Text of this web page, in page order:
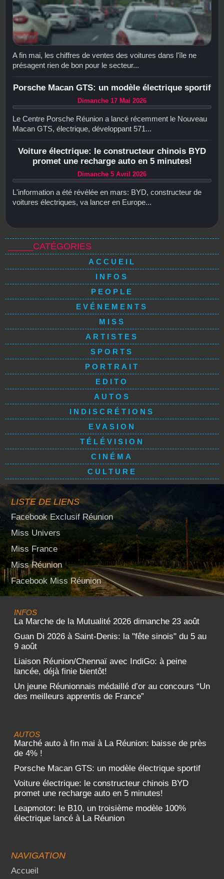
A fin mai, les chiffres de ventes des voitures dans l'île ne
présagent rien de bon pour le secteur...
Porsche Macan GTS: un modèle électrique sportif
Dimanche 17 Mai 2026
Le Centre Porsche Réunion a lancé récemment le Nouveau
Macan GTS, électrique, développant 571...
Voiture électrique: le constructeur chinois BYD
promet une recharge auto en 5 minutes!
Dimanche 5 Avril 2026
L'information a été révélée en mars: BYD, constructeur de
voitures électriques, va lancer en Europe...
_____CATÉGORIES
ACCUEIL
INFOS
PEOPLE
EVÉNEMENTS
MISS
ARTISTES
SPORTS
PORTRAIT
EDITO
AUTOS
INDISCRÉTIONS
EVASION
TÉLÉVISION
CINÉMA
CULTURE
LISTE DE LIENS
Facebook Exclusif Réunion
Miss Univers
Miss France
Miss Réunion
Facebook Miss Réunion
INFOS
La Marche de la Mutualité 2026 dimanche 23 août
Guan Di 2026 à Saint-Denis: la "fête sinois" du 5 au
9 août
Liaison Réunion/Chennaï avec IndiGo: à peine
lancée, déjà finie bientôt!
Un jeune Réunionnais médaillé d’or au concours “Un
des meilleurs apprentis de France”
AUTOS
Marché auto à fin mai à La Réunion: baisse de près
de 4% !
Porsche Macan GTS: un modèle électrique sportif
Voiture électrique: le constructeur chinois BYD
promet une recharge auto en 5 minutes!
Leapmotor: le B10, un troisième modèle 100%
électrique lancé à La Réunion
NAVIGATION
Accueil